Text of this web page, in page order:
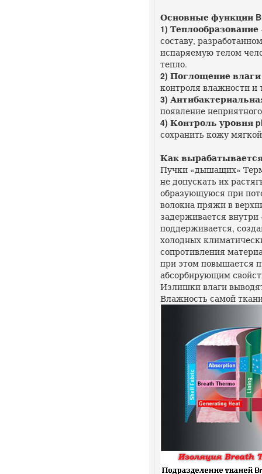
Основные функции
1) Теплообразование
составу,
испаряемую телом
тепло.
2) Поглощение влаги
контроля влажности и
3)
появление
4) Контроль уровня
сохранить кожу
Как
Пучки «дышащих»
не допускать их
образующуюся при
волокна пряжи в
задерживается
поддерживается,
холодных
сопротивления
при этом повышается
абсорбирующим
Излишки влаги
Влажность самой